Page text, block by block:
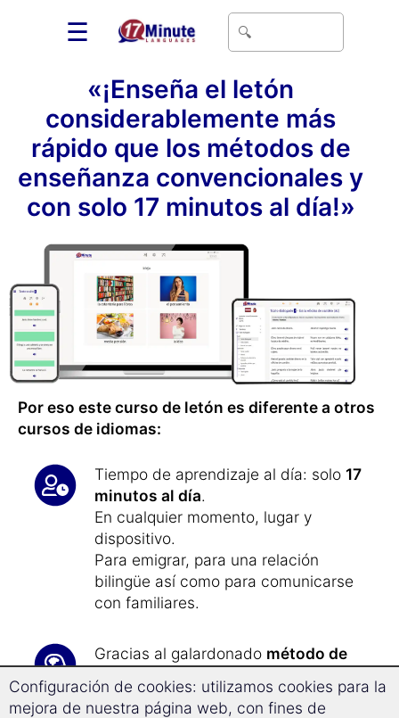
☰
«¡Enseña el letón
considerablemente más
rápido que los métodos de
enseñanza convencionales y
con solo 17 minutos al día!»
Por eso este curso de letón es diferente a otros
cursos de idiomas:
Tiempo de aprendizaje al día: solo 17
minutos al día.
En cualquier momento, lugar y
dispositivo.
Para emigrar, para una relación
bilingüe así como para comunicarse
con familiares.
Gracias al galardonado método de
Plazo nunca olvidarás el letón.
Configuración de cookies: utilizamos cookies para la
mejora de nuestra página web, con fines de